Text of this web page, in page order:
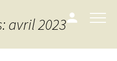
avril 2023